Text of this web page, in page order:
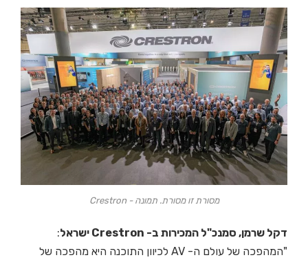
מסורת זו מסורת. תמונה - Crestron
דקל שרמן, סמנכ"ל המכירות ב- Crestron ישראל
:
"המהפכה של עולם ה- AV לכיוון התוכנה היא מהפכה של